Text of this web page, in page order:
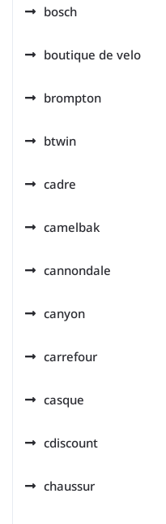
bosch
boutique de velo
brompton
btwin
cadre
camelbak
cannondale
canyon
carrefour
casque
cdiscount
chaussur